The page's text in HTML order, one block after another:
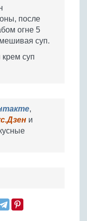
после
огне 5
суп.
суп
,
и